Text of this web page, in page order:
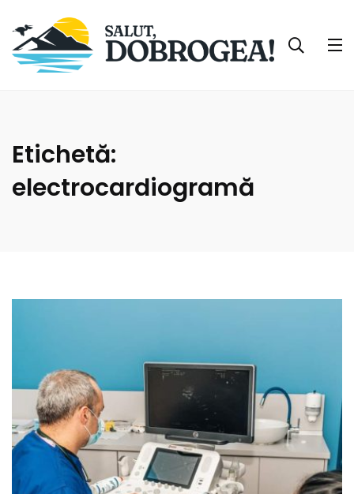
Etichetă:
electrocardiogramă